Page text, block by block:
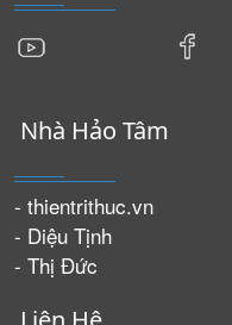
Nhà Hảo Tâm
- thientrithuc.vn
- Diệu Tịnh
- Thị Đức